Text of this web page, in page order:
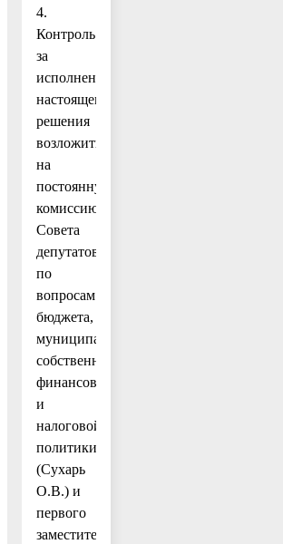
4.
Контроль
за
исполнением
настоящего
решения
возложить
на
постоянную
комиссию
Совета
депутатов
по
вопросам
бюджета,
муниципальной
собственности,
финансовой
и
налоговой
политики
(Сухарь
О.В.) и
первого
заместителя